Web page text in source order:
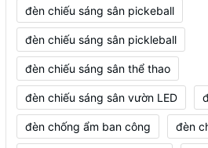
đèn chiếu sáng sân pickeball
đèn chiếu sáng sân pickleball
đèn chiếu sáng sân thể thao
đèn chiếu sáng sân vườn LED
đèn chống ẩm ban công đèn